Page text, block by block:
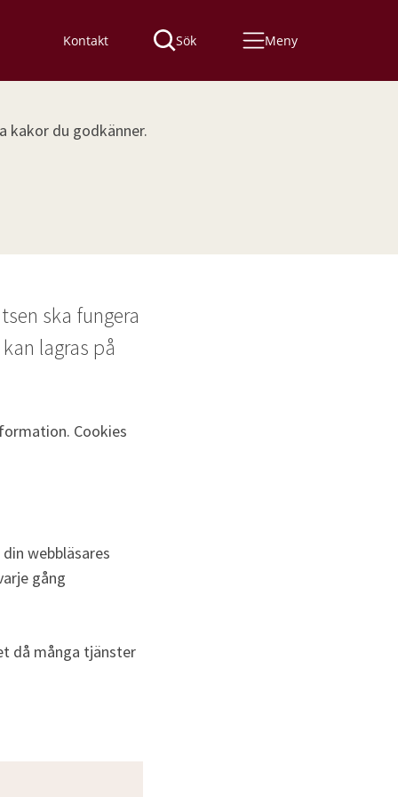
kakor du godkänner.
Kontakt Sök Meny
ska fungera
lagras på
Cookies
webbläsares
gång
då många tjänster